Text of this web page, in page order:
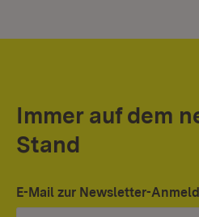
Immer auf dem
Stand
E-Mail zur Newsletter-